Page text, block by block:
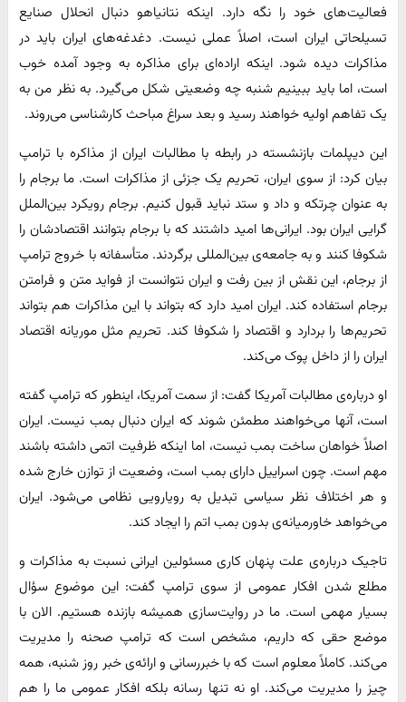
فعالیت‌های خود را نگه دارد. اینکه نتانیاهو دنبال انحلال صنایع
تسیلحاتی ایران است، اصلاً عملی نیست. دغدغه‌های ایران باید در
مذاکرات دیده شود. اینکه اراده‌ای برای مذاکره به وجود آمده خوب
است، اما باید ببینیم شنبه چه وضعیتی شکل می‌گیرد. به نظر من به
یک تفاهم اولیه خواهند رسید و بعد سراغ مباحث کارشناسی می‌روند.
این دیپلمات بازنشسته در رابطه با مطالبات ایران از مذاکره با ترامپ
بیان کرد: از سوی ایران، تحریم یک جزئی از مذاکرات است. ما برجام را
به عنوان چرتکه و داد و ستد نباید قبول کنیم. برجام رویکرد بین‌الملل
گرایی ایران بود. ایرانی‌ها امید داشتند که با برجام بتوانند اقتصادشان را
شکوفا کنند و به جامعه‌ی بین‌المللی برگردند. متأسفانه با خروج ترامپ
از برجام، این نقش از بین رفت و ایران نتوانست از فواید متن و فرامتن
برجام استفاده کند. ایران امید دارد که بتواند با این مذاکرات هم بتواند
تحریم‌ها را بردارد و اقتصاد را شکوفا کند. تحریم مثل موریانه اقتصاد
ایران را از داخل پوک می‌کند.
او درباره‌ی مطالبات آمریکا گفت: از سمت آمریکا، اینطور که ترامپ گفته
است، آنها می‌خواهند مطمئن شوند که ایران دنبال بمب نیست. ایران
اصلاً خواهان ساخت بمب نیست، اما اینکه ظرفیت اتمی داشته باشند
مهم است. چون اسراییل دارای بمب است، وضعیت از توازن خارج شده
و هر اختلاف نظر سیاسی تبدیل به رویارویی نظامی می‌شود. ایران
می‌خواهد خاورمیانه‌ی بدون بمب اتم را ایجاد کند.
تاجیک درباره‌ی علت پنهان کاری مسئولین ایرانی نسبت به مذاکرات و
مطلع شدن افکار عمومی از سوی ترامپ گفت: این موضوع سؤال
بسیار مهمی است. ما در روایت‌سازی همیشه بازنده هستیم. الان با
موضع حقی که داریم، مشخص است که ترامپ صحنه را مدیریت
می‌کند. کاملاً معلوم است که با خبررسانی و ارائه‌ی خبر روز شنبه، همه
چیز را مدیریت می‌کند. او نه تنها رسانه بلکه افکار عمومی ما را هم